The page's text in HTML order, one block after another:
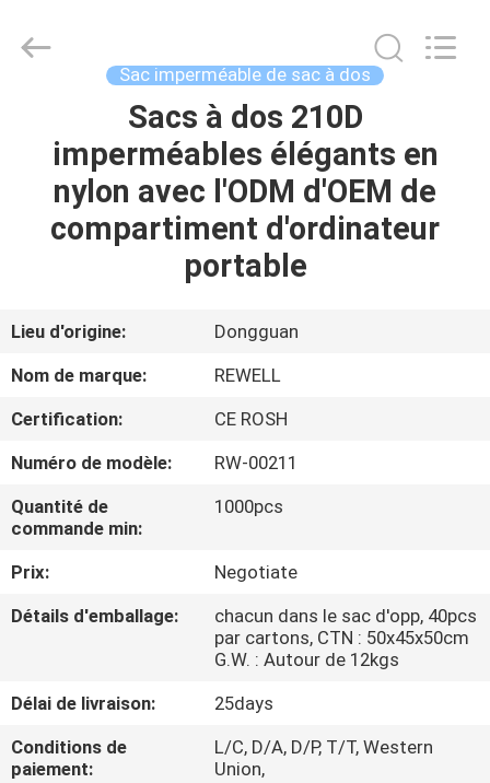
PRODUITS
DE
NOUS
VISITE
D'USINE
CONTRÔLE
DE
QUALITÉ
PLAN
SITE
Group
Limited.
Sac imperméable de sac à dos
Sacs à dos 210D
imperméables élégants en
nylon avec l'ODM d'OEM de
compartiment d'ordinateur
portable
Lieu d'origine:
Dongguan
Nom de marque:
REWELL
Certification:
CE ROSH
Numéro de modèle:
RW-00211
Quantité de
commande min:
1000pcs
Prix:
Negotiate
Détails d'emballage:
chacun dans le sac d'opp, 40pcs
par cartons, CTN : 50x45x50cm
G.W. : Autour de 12kgs
Délai de livraison:
25days
Conditions de
paiement:
L/C, D/A, D/P, T/T, Western
Union,